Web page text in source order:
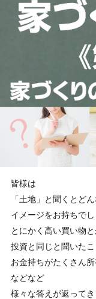
皆様は
「土地」と聞くとど
イメージをお持ちでし
とにかく高い買い物
投資と同じと聞いた
お金持ちがたくさん
などなど
様々な答えが返って